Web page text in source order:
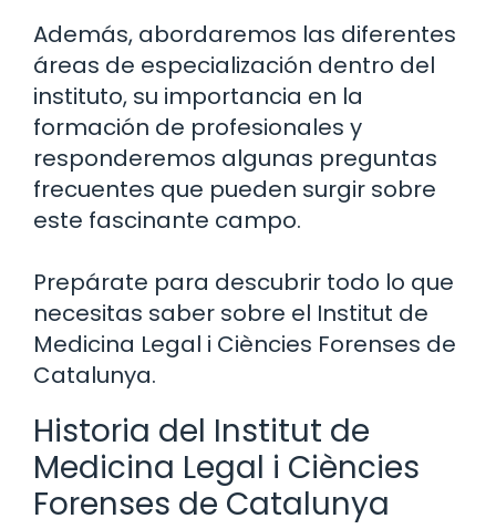
Además, abordaremos las diferentes
áreas de especialización dentro del
instituto, su importancia en la
formación de profesionales y
responderemos algunas preguntas
frecuentes que pueden surgir sobre
este fascinante campo.
Prepárate para descubrir todo lo que
necesitas saber sobre el Institut de
Medicina Legal i Ciències Forenses de
Catalunya.
Historia del Institut de
Medicina Legal i Ciències
Forenses de Catalunya